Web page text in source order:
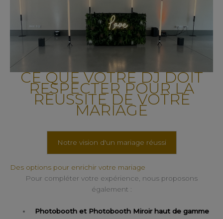
CE QUE VOTRE DJ DOIT
RESPECTER POUR LA
RÉUSSITE DE VOTRE
MARIAGE
Notre vision d'un mariage réussi
Des options pour enrichir votre mariage
Pour compléter votre expérience, nous proposons
également :
Photobooth et Photobooth Miroir haut de gamme